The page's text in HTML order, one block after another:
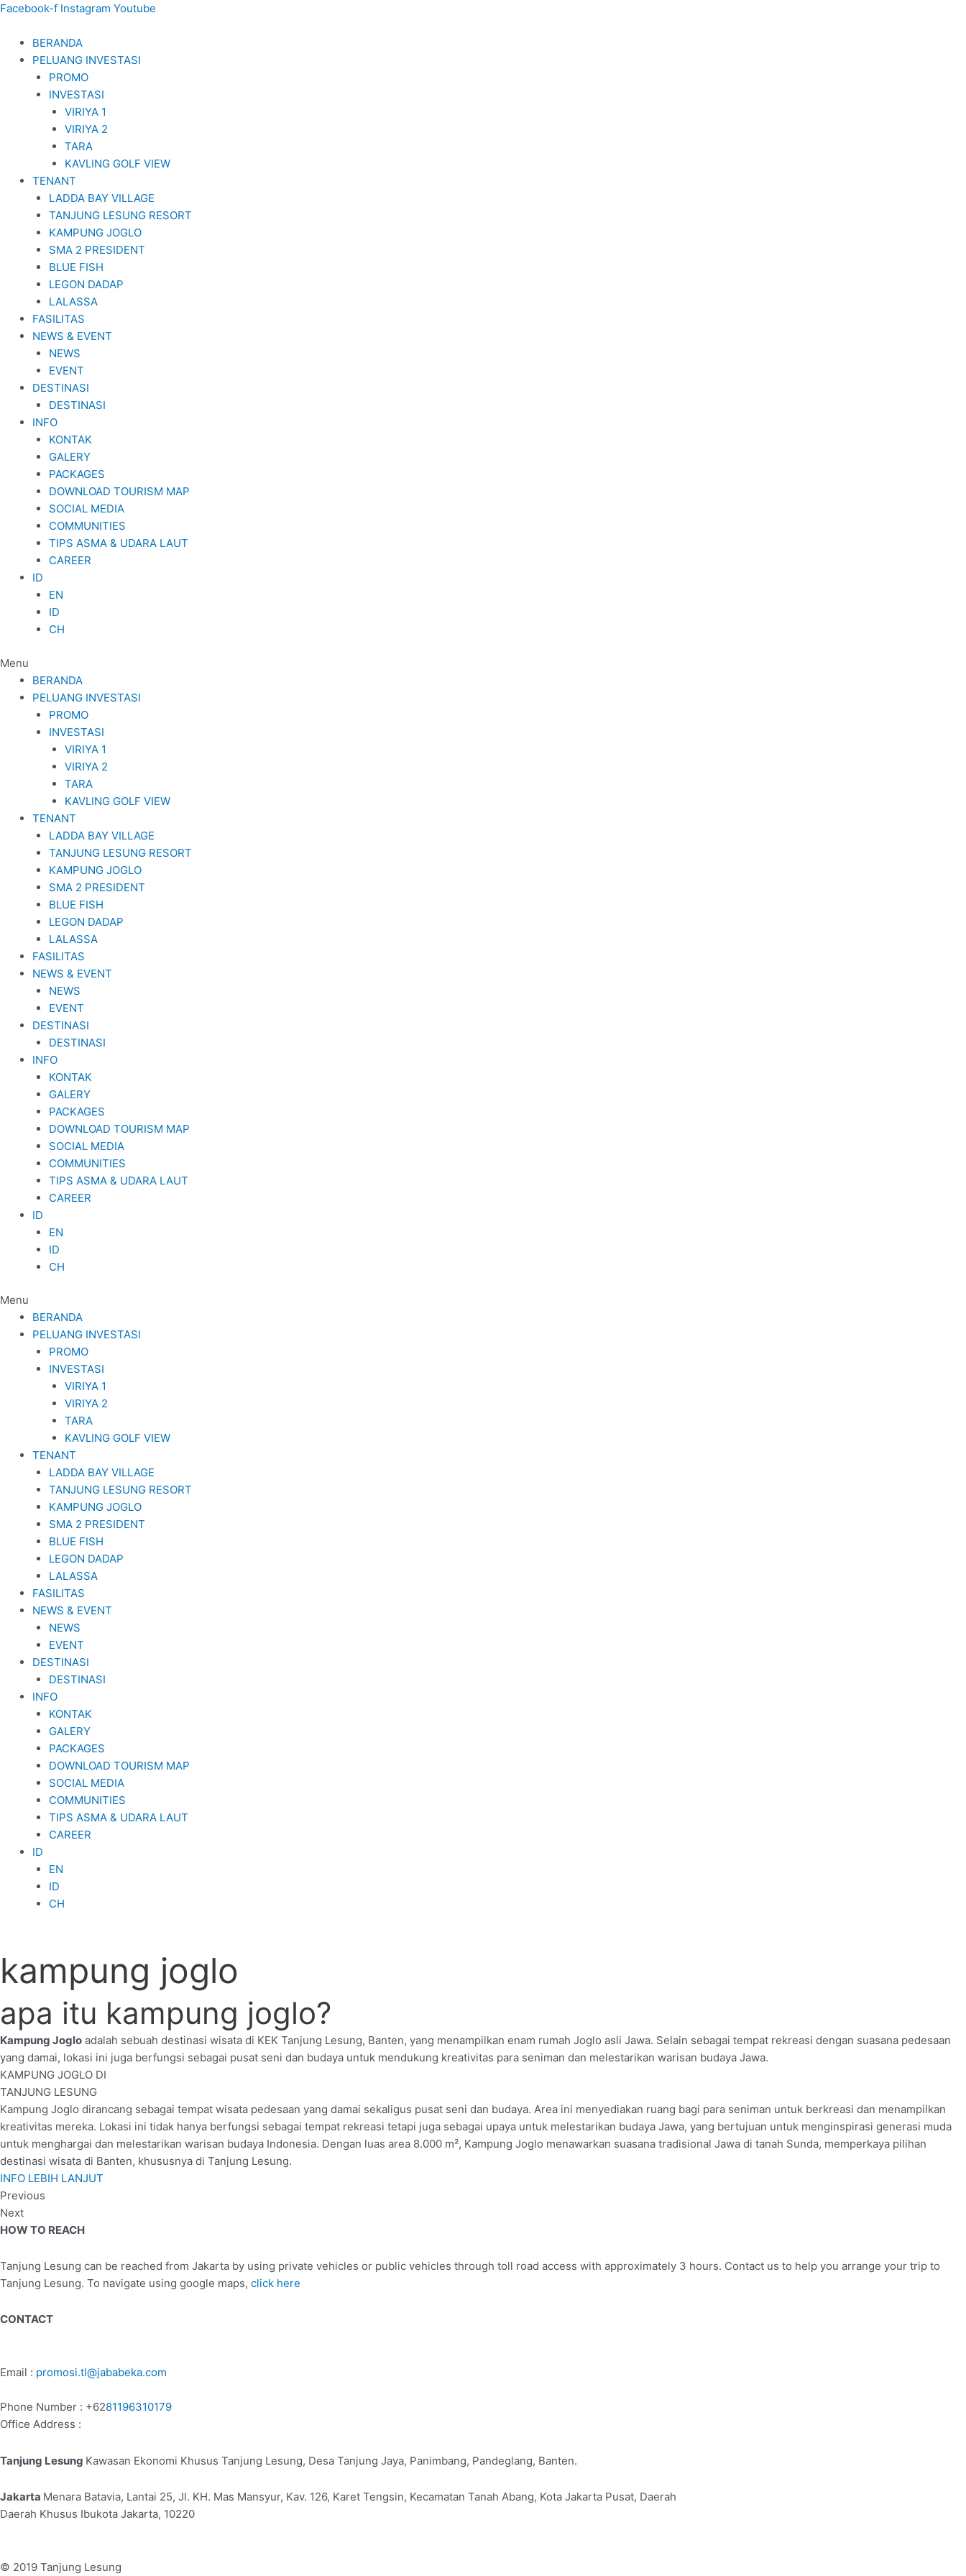
Lewati
konten
Facebook-f Instagram Youtube
BERANDA
PELUANG INVESTASI
PROMO
INVESTASI
VIRIYA 1
VIRIYA 2
TARA
KAVLING GOLF VIEW
TENANT
LADDA BAY VILLAGE
TANJUNG LESUNG RESORT
KAMPUNG JOGLO
SMA 2 PRESIDENT
BLUE FISH
LEGON DADAP
LALASSA
FASILITAS
NEWS & EVENT
NEWS
EVENT
DESTINASI
DESTINASI
INFO
KONTAK
GALERY
PACKAGES
DOWNLOAD TOURISM MAP
SOCIAL MEDIA
COMMUNITIES
TIPS ASMA & UDARA LAUT
CAREER
ID
EN
ID
CH
Menu
BERANDA
PELUANG INVESTASI
PROMO
INVESTASI
VIRIYA 1
VIRIYA 2
TARA
KAVLING GOLF VIEW
TENANT
LADDA BAY VILLAGE
TANJUNG LESUNG RESORT
KAMPUNG JOGLO
SMA 2 PRESIDENT
BLUE FISH
LEGON DADAP
LALASSA
FASILITAS
NEWS & EVENT
NEWS
EVENT
DESTINASI
DESTINASI
INFO
KONTAK
GALERY
PACKAGES
DOWNLOAD TOURISM MAP
SOCIAL MEDIA
COMMUNITIES
TIPS ASMA & UDARA LAUT
CAREER
ID
EN
ID
CH
Menu
BERANDA
PELUANG INVESTASI
PROMO
INVESTASI
VIRIYA 1
VIRIYA 2
TARA
KAVLING GOLF VIEW
TENANT
LADDA BAY VILLAGE
TANJUNG LESUNG RESORT
KAMPUNG JOGLO
SMA 2 PRESIDENT
BLUE FISH
LEGON DADAP
LALASSA
FASILITAS
NEWS & EVENT
NEWS
EVENT
DESTINASI
DESTINASI
INFO
KONTAK
GALERY
PACKAGES
DOWNLOAD TOURISM MAP
SOCIAL MEDIA
COMMUNITIES
TIPS ASMA & UDARA LAUT
CAREER
ID
EN
ID
CH
kampung joglo
apa itu kampung joglo?
Kampung Joglo adalah sebuah destinasi wisata di KEK Tanjung Lesung, Banten, yang menampilkan enam rumah Joglo asli Jawa. Selain sebagai tempat rekreasi dengan suasana pedesaan
yang damai, lokasi ini juga berfungsi sebagai pusat seni dan budaya untuk mendukung kreativitas para seniman dan melestarikan warisan budaya Jawa.
KAMPUNG JOGLO DI
TANJUNG LESUNG
Kampung Joglo dirancang sebagai tempat wisata pedesaan yang damai sekaligus pusat seni dan budaya. Area ini menyediakan ruang bagi para seniman untuk berkreasi dan menampilkan
kreativitas mereka. Lokasi ini tidak hanya berfungsi sebagai tempat rekreasi tetapi juga sebagai upaya untuk melestarikan budaya Jawa, yang bertujuan untuk menginspirasi generasi muda
untuk menghargai dan melestarikan warisan budaya Indonesia. Dengan luas area 8.000 m², Kampung Joglo menawarkan suasana tradisional Jawa di tanah Sunda, memperkaya pilihan
destinasi wisata di Banten, khususnya di Tanjung Lesung.
INFO LEBIH LANJUT
Previous
Next
HOW TO REACH
Tanjung Lesung can be reached from Jakarta by using private vehicles or public vehicles through toll road access with approximately 3 hours. Contact us to help you arrange your trip to
Tanjung Lesung. To navigate using google maps, click here
CONTACT
Email : promosi.tl@jababeka.com
Phone Number : +6281196310179
Office Address :
Tanjung Lesung Kawasan Ekonomi Khusus Tanjung Lesung, Desa Tanjung Jaya, Panimbang, Pandeglang, Banten.
Jakarta Menara Batavia, Lantai 25, Jl. KH. Mas Mansyur, Kav. 126, Karet Tengsin, Kecamatan Tanah Abang, Kota Jakarta Pusat, Daerah
Daerah Khusus Ibukota Jakarta, 10220
© 2019 Tanjung Lesung